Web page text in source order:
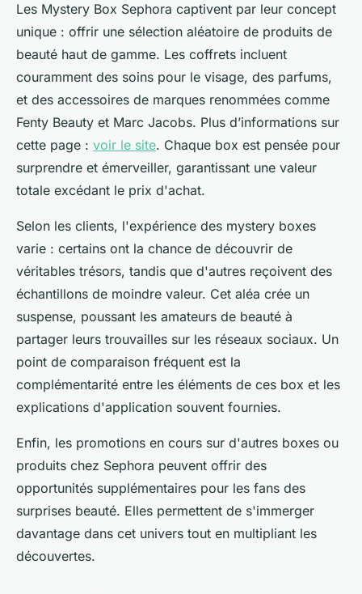
Les Mystery Box Sephora captivent par leur concept
unique : offrir une sélection aléatoire de produits de
beauté haut de gamme. Les coffrets incluent
couramment des soins pour le visage, des parfums,
et des accessoires de marques renommées comme
Fenty Beauty et Marc Jacobs. Plus d’informations sur
cette page : voir le site. Chaque box est pensée pour
surprendre et émerveiller, garantissant une valeur
totale excédant le prix d'achat.
Selon les clients, l'expérience des mystery boxes
varie : certains ont la chance de découvrir de
véritables trésors, tandis que d'autres reçoivent des
échantillons de moindre valeur. Cet aléa crée un
suspense, poussant les amateurs de beauté à
partager leurs trouvailles sur les réseaux sociaux. Un
point de comparaison fréquent est la
complémentarité entre les éléments de ces box et les
explications d'application souvent fournies.
Enfin, les promotions en cours sur d'autres boxes ou
produits chez Sephora peuvent offrir des
opportunités supplémentaires pour les fans des
surprises beauté. Elles permettent de s'immerger
davantage dans cet univers tout en multipliant les
découvertes.